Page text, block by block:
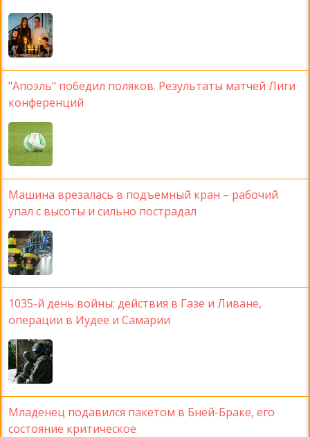
"Апоэль" победил поляков. Результаты матчей Лиги
конференций
Машина врезалась в подъемный кран – рабочий
упал с высоты и сильно пострадал
1035-й день войны: действия в Газе и Ливане,
операции в Иудее и Самарии
Младенец подавился пакетом в Бней-Браке, его
состояние критическое